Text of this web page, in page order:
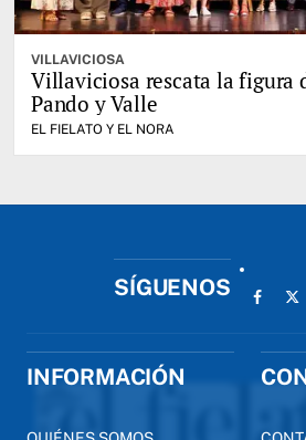
VILLAVICIOSA
Villaviciosa rescata la figura
Pando y Valle
EL FIELATO Y EL NORA
SÍGUENOS
INFORMACIÓN